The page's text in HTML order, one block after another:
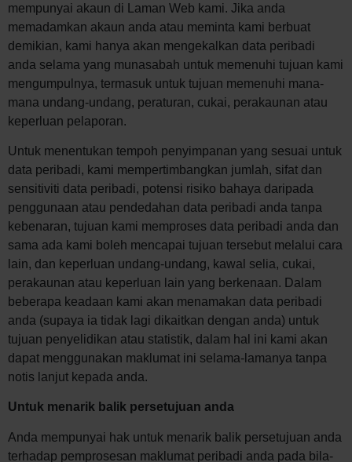
mempunyai akaun di Laman Web kami. Jika anda
memadamkan akaun anda atau meminta kami berbuat
demikian, kami hanya akan mengekalkan data peribadi
anda selama yang munasabah untuk memenuhi tujuan kami
mengumpulnya, termasuk untuk tujuan memenuhi mana-
mana undang-undang, peraturan, cukai, perakaunan atau
keperluan pelaporan.
Untuk menentukan tempoh penyimpanan yang sesuai untuk
data peribadi, kami mempertimbangkan jumlah, sifat dan
sensitiviti data peribadi, potensi risiko bahaya daripada
penggunaan atau pendedahan data peribadi anda tanpa
kebenaran, tujuan kami memproses data peribadi anda dan
sama ada kami boleh mencapai tujuan tersebut melalui cara
lain, dan keperluan undang-undang, kawal selia, cukai,
perakaunan atau keperluan lain yang berkenaan. Dalam
beberapa keadaan kami akan menamakan data peribadi
anda (supaya ia tidak lagi dikaitkan dengan anda) untuk
tujuan penyelidikan atau statistik, dalam hal ini kami akan
dapat menggunakan maklumat ini selama-lamanya tanpa
notis lanjut kepada anda.
Untuk menarik balik persetujuan anda
Anda mempunyai hak untuk menarik balik persetujuan anda
terhadap pemprosesan maklumat peribadi anda pada bila-